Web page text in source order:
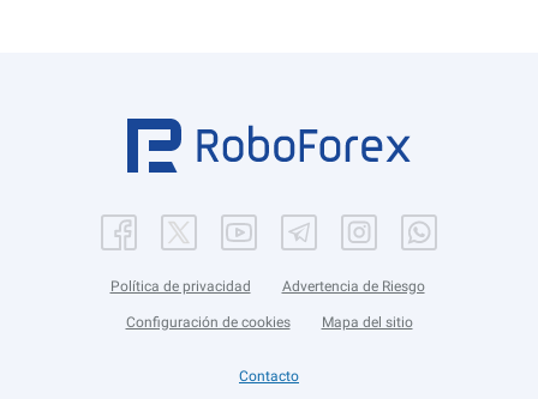
Política de privacidad Advertencia de Riesgo
Configuración de cookies Mapa del sitio
Contacto